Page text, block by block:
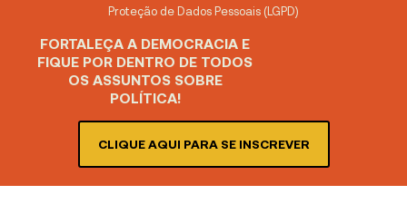
Proteção de Dados Pessoais (LGPD)
FORTALEÇA A DEMOCRACIA E
FIQUE POR DENTRO DE TODOS
OS ASSUNTOS SOBRE
POLÍTICA!
CLIQUE AQUI PARA SE INSCREVER